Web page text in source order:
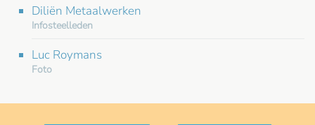
Diliën Metaalwerken
Infosteelleden
Luc Roymans
Foto